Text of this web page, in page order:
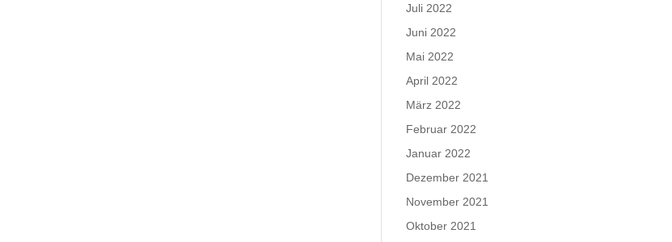
Juli 2022
Juni 2022
Mai 2022
April 2022
März 2022
Februar 2022
Januar 2022
Dezember 2021
November 2021
Oktober 2021